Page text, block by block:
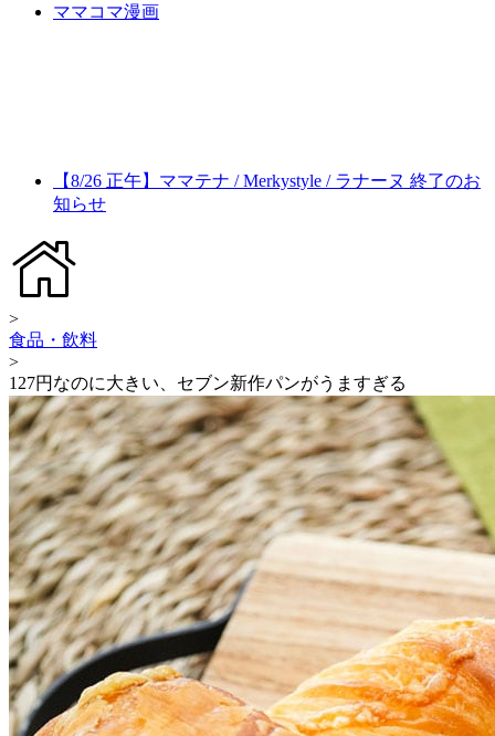
ママコマ漫画
【8/26 正午】ママテナ / Merkystyle / ラナーヌ 終了のお
知らせ
>
食品・飲料
>
127円なのに大きい、セブン新作パンがうますぎる